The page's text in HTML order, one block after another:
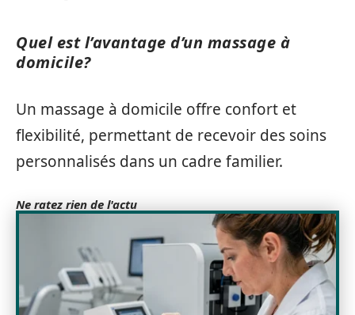
Quel est l’avantage d’un massage à
domicile?
Un massage à domicile offre confort et
flexibilité, permettant de recevoir des soins
personnalisés dans un cadre familier.
Ne ratez rien de l'actu